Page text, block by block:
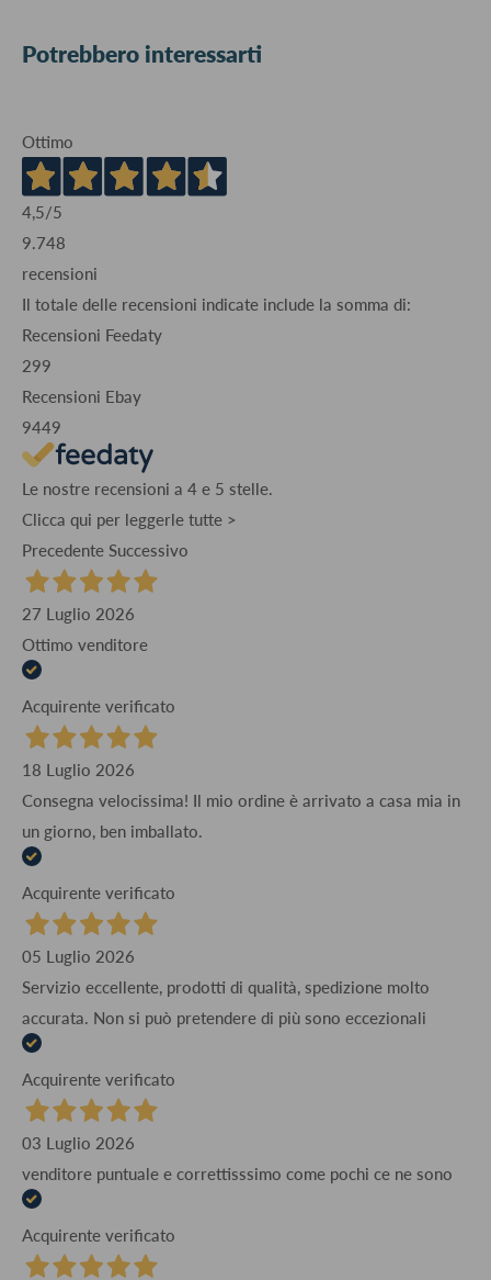
Potrebbero interessarti
Ottimo
4,5/5
9.748
recensioni
Il totale delle recensioni indicate include la somma di:
Recensioni Feedaty
299
Recensioni Ebay
9449
Le nostre recensioni a 4 e 5 stelle.
Clicca qui per leggerle tutte >
Precedente Successivo
27 Luglio 2026
Ottimo venditore
Acquirente verificato
18 Luglio 2026
Consegna velocissima! Il mio ordine è arrivato a casa mia in
un giorno, ben imballato.
Acquirente verificato
05 Luglio 2026
Servizio eccellente, prodotti di qualità, spedizione molto
accurata. Non si può pretendere di più sono eccezionali
Acquirente verificato
03 Luglio 2026
venditore puntuale e correttisssimo come pochi ce ne sono
Acquirente verificato